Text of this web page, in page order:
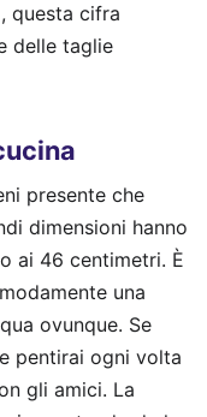
questa cifra
delle taglie
presente che
dimensioni hanno
ai 46 centimetri. È
una
ovunque. Se
pentirai ogni volta
gli amici. La